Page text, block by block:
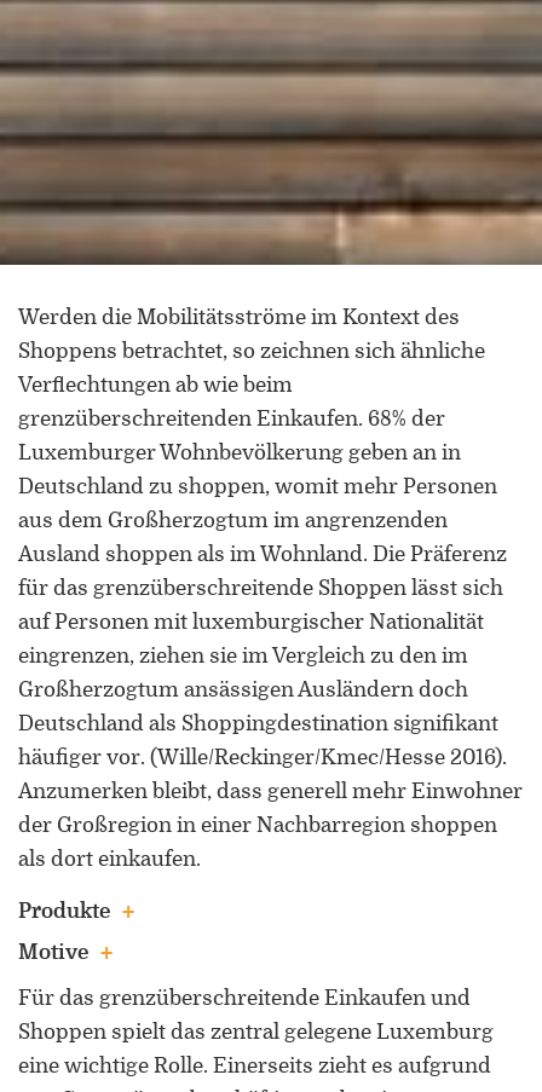
Werden die Mobilitätsströme im Kontext des
Shoppens betrachtet, so zeichnen sich ähnliche
Verflechtungen ab wie beim
grenzüberschreitenden Einkaufen. 68% der
Luxemburger Wohnbevölkerung geben an in
Deutschland zu shoppen, womit mehr Personen
aus dem Großherzogtum im angrenzenden
Ausland shoppen als im Wohnland. Die Präferenz
für das grenzüberschreitende Shoppen lässt sich
auf Personen mit luxemburgischer Nationalität
eingrenzen, ziehen sie im Vergleich zu den im
Großherzogtum ansässigen Ausländern doch
Deutschland als Shoppingdestination signifikant
häufiger vor. (Wille/Reckinger/Kmec/Hesse 2016).
Anzumerken bleibt, dass generell mehr Einwohner
der Großregion in einer Nachbarregion shoppen
als dort einkaufen.
Produkte
Motive
Für das grenzüberschreitende Einkaufen und
Shoppen spielt das zentral gelegene Luxemburg
eine wichtige Rolle. Einerseits zieht es aufgrund